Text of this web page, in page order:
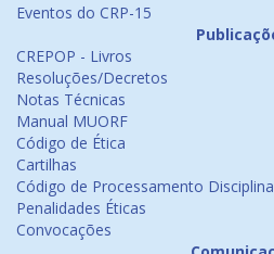
Eventos do CRP-15
CREPOP - Livros
Resoluções/Decretos
Notas Técnicas
Manual MUORF
Código de Ética
Cartilhas
Código de Processamento
Penalidades Éticas
Convocações